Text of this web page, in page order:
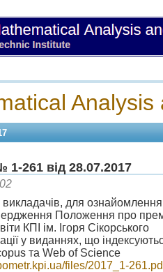
1-261 від 28.07.2017
викладачів, для
Положення про
КПІ ім. Ігоря Сікорського
у виданнях, що
та Web of Science
files/2017_1-